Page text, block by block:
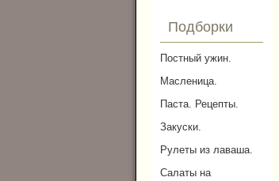
Подборки
Постный ужин.
Масленица.
Паста. Рецепты.
Закуски.
Рулеты из лаваша.
Салаты на